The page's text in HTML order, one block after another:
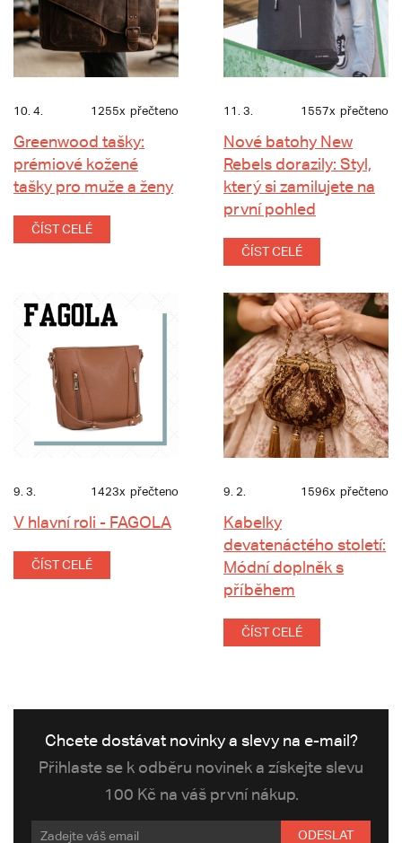
10. 4. 1255x přečteno
Greenwood tašky:
prémiové kožené
tašky pro muže a ženy
ČÍST CELÉ
11. 3. 1557x přečteno
Nové batohy New
Rebels dorazily: Styl,
který si zamilujete na
první pohled
ČÍST CELÉ
9. 3. 1423x přečteno
V hlavní roli - FAGOLA
ČÍST CELÉ
9. 2. 1596x přečteno
Kabelky
devatenáctého století:
Módní doplněk s
příběhem
ČÍST CELÉ
Chcete dostávat novinky a slevy na e-mail?
Přihlaste se k odběru novinek a získejte slevu
100 Kč na váš první nákup.
ODESLAT